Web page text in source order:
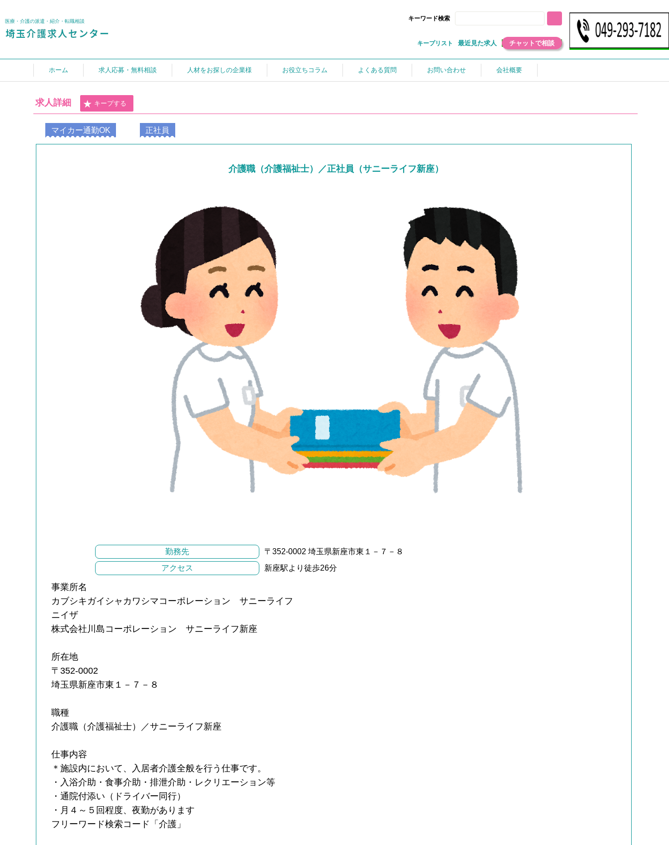
医療・介護の派遣・紹介・転職相談 キーワード検索
キープリスト 最近見た求人 チャットで相談
ホーム 求人応募・無料相談 人材をお探しの企業様 お役立ちコラム よくある質問 お問い合わせ 会社概要
求人詳細 キープする
マイカー通勤OK 正社員
介護職（介護福祉士）／正社員（サニーライフ新座）
勤務先
〒352-0002 埼玉県新座市東１－７－８
アクセス
新座駅より徒歩26分
事業所名
カブシキガイシャカワシマコーポレーション サニーライフ
ニイザ
株式会社川島コーポレーション サニーライフ新座
所在地
〒352-0002
埼玉県新座市東１－７－８
職種
介護職（介護福祉士）／サニーライフ新座
仕事内容
＊施設内において、入居者介護全般を行う仕事です。
・入浴介助・食事介助・排泄介助・レクリエーション等
・通院付添い（ドライバー同行）
・月４～５回程度、夜勤があります
フリーワード検索コード「介護」